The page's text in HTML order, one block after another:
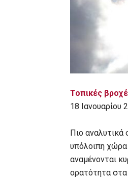
Τοπικές
18 Ιανουαρίου
Πιο αναλυτικά
υπόλοιπη χώρα
αναμένονται
ορατότητα στα